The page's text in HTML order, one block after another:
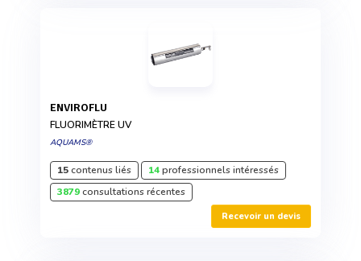
ENVIROFLU
FLUORIMÈTRE UV
AQUAMS®
15contenus liés 14professionnels intéressés
3879consultations récentes
Recevoir un devis